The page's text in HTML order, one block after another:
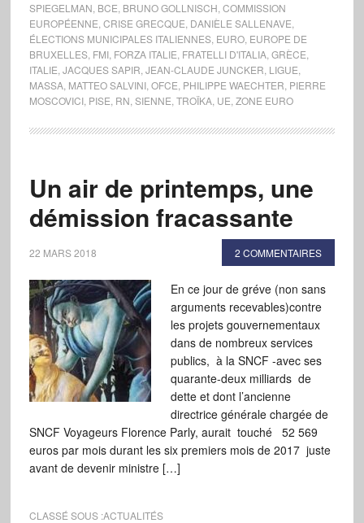
SPIEGELMAN BCE BRUNO GOLLNISCH COMMISSION
EUROPÉENNE CRISE GRECQUE DANIÈLE SALLENAVE
ÉLECTIONS MUNICIPALES ITALIENNES, EURO, EUROPE DE
BRUXELLES, FMI, FORZA ITALIE FRATELLI D'ITALIA, GRÈCE
ITALIE JACQUES SAPIR JEAN-CLAUDE JUNCKER LIGUE
MASSA, MATTEO SALVINI, OFCE PHILIPPE WAECHTER PIERRE
MOSCOVICI, PISE RN SIENNE TROÏKA, UE ZONE EURO
Un air de printemps, une
démission fracassante
22 MARS 2018 2 COMMENTAIRES
En ce jour de gréve (non sans
arguments recevables)contre
les projets gouvernementaux
dans de nombreux services
publics, à la SNCF -avec ses
quarante-deux milliards de
dette et dont l’ancienne
directrice générale chargée de
SNCF Voyageurs Florence Parly, aurait touché 52 569
euros par mois durant les six premiers mois de 2017 juste
avant de devenir ministre […]
CLASSÉ SOUS :ACTUALITÉS